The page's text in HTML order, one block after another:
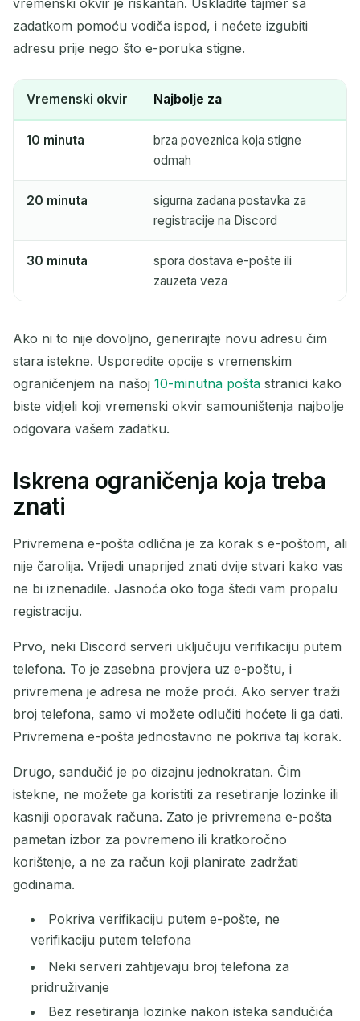
vremenski okvir je riskantan. Uskladite tajmer sa
zadatkom pomoću vodiča ispod, i nećete izgubiti
adresu prije nego što e-poruka stigne.
Vremenski okvir Najbolje za
10 minuta
brza poveznica koja stigne
odmah
20 minuta
sigurna zadana postavka za
registracije na Discord
30 minuta
spora dostava e-pošte ili
zauzeta veza
Ako ni to nije dovoljno, generirajte novu adresu čim
stara istekne. Usporedite opcije s vremenskim
ograničenjem na našoj 10-minutna pošta stranici kako
biste vidjeli koji vremenski okvir samouništenja najbolje
odgovara vašem zadatku.
Iskrena ograničenja koja treba
znati
Privremena e-pošta odlična je za korak s e-poštom, ali
nije čarolija. Vrijedi unaprijed znati dvije stvari kako vas
ne bi iznenadile. Jasnoća oko toga štedi vam propalu
registraciju.
Prvo, neki Discord serveri uključuju verifikaciju putem
telefona. To je zasebna provjera uz e-poštu, i
privremena je adresa ne može proći. Ako server traži
broj telefona, samo vi možete odlučiti hoćete li ga dati.
Privremena e-pošta jednostavno ne pokriva taj korak.
Drugo, sandučić je po dizajnu jednokratan. Čim
istekne, ne možete ga koristiti za resetiranje lozinke ili
kasniji oporavak računa. Zato je privremena e-pošta
pametan izbor za povremeno ili kratkoročno
korištenje, a ne za račun koji planirate zadržati
godinama.
Pokriva verifikaciju putem e-pošte, ne
verifikaciju putem telefona
Neki serveri zahtijevaju broj telefona za
pridruživanje
Bez resetiranja lozinke nakon isteka sandučića